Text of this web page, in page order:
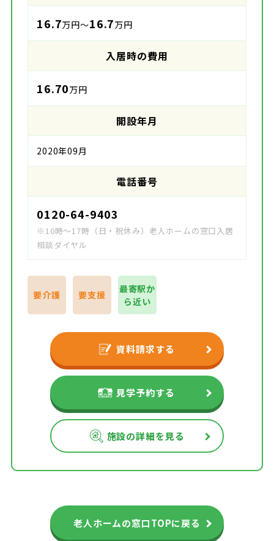
16.7万円～16.7万円
入居時の費用
16.70万円
開設年月
2020年09月
電話番号
0120-64-9403
※10時～17時（日・祝休み）老人ホームの窓口入居
相談ダイヤル
要介護 要支援
最寄駅か
ら近い
資料請求する
見学予約する
施設の詳細を見る
老人ホームの窓口TOPに戻る